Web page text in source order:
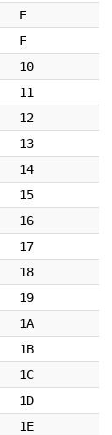
E
F
10
11
12
13
14
15
16
17
18
19
1A
1B
1C
1D
1E